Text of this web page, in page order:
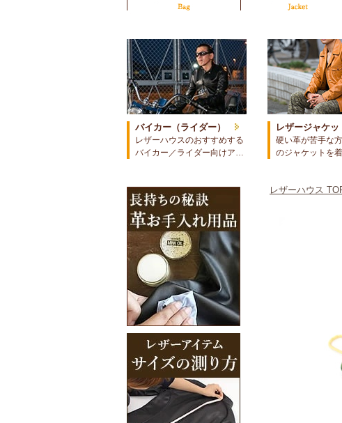
バイカー（ライダー）
レザーハウスのおすすめする
バイカー／ライダー向けア…
レザージャケ
硬い革が苦手な
のジャケットを
レザーハウス